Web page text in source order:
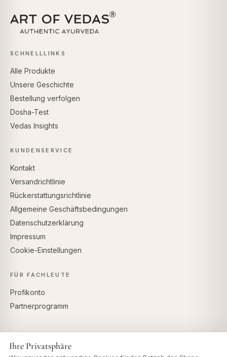
SCHNELLLINKS
Alle Produkte
Unsere Geschichte
Bestellung verfolgen
Dosha-Test
Vedas Insights
KUNDENSERVICE
Kontakt
Versandrichtlinie
Rückerstattungsrichtlinie
Allgemeine Geschäftsbedingungen
Datenschutzerklärung
Impressum
Cookie-Einstellungen
FÜR FACHLEUTE
Profikonto
Partnerprogramm
Ihre Privatsphäre